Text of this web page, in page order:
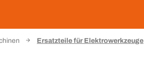
Ersatzteile für Elektrowerkzeuge